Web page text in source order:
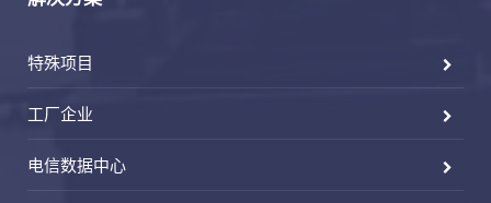
特殊项目
工厂企业
电信数据中心